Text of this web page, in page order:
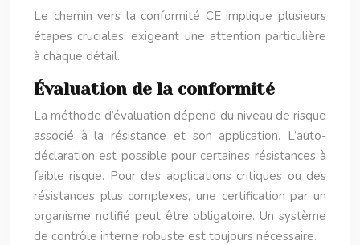
Le chemin vers la conformité CE implique plusieurs
étapes cruciales, exigeant une attention particulière
à chaque détail.
Évaluation de la conformité
La méthode d’évaluation dépend du niveau de risque
associé à la résistance et son application. L’auto-
déclaration est possible pour certaines résistances à
faible risque. Pour des applications critiques ou des
résistances plus complexes, une certification par un
organisme notifié peut être obligatoire. Un système
de contrôle interne robuste est toujours nécessaire.